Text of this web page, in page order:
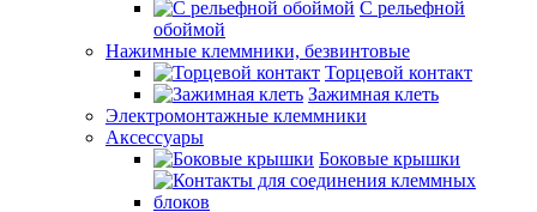
C рельефной
обоймой
Нажимные клеммники, безвинтовые
Торцевой контакт
Зажимная клеть
Электромонтажные клеммники
Аксессуары
Боковые крышки